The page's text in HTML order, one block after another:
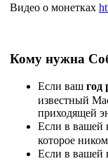
Видео о монетках
Кому нужна
Если ваш год
известный
приходящей
Если в вашей
которое
Если в вашей